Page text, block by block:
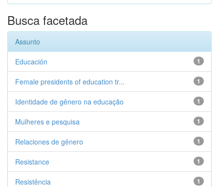
Busca facetada
Assunto
1
Educación
1
Female presidents of education tr...
1
Identidade de gênero na educação
1
Mulheres e pesquisa
1
Relaciones de gênero
1
Resistance
1
Resistência